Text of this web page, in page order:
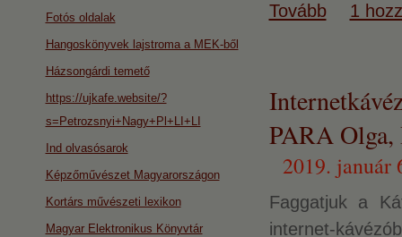
Tovább 1
PARA Olga,
2019. január
Faggatjuk a
internet-
Fotós oldalak
Hangoskönyvek lajstroma a MEK-ből
Házsongárdi temető
https://ujkafe.website/?
s=Petrozsnyi+Nagy+Pl+LI+LI
Ind olvasósarok
Képzőművészet Magyarországon
Kortárs művészeti lexikon
Magyar Elektronikus Könyvtár